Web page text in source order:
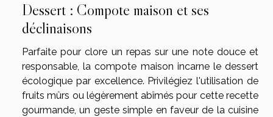
Dessert : Compote maison et ses
déclinaisons
Parfaite pour clore un repas sur une note douce et
responsable, la compote maison incarne le dessert
écologique par excellence. Privilégiez l'utilisation de
fruits mûrs ou légèrement abîmés pour cette recette
gourmande, un geste simple en faveur de la cuisine